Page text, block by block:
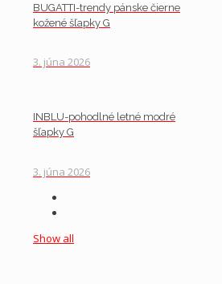
BUGATTI-trendy pánske čierne
kožené šľapky G
3. júna 2026
INBLU-pohodlné letné modré
šľapky G
3. júna 2026
Show all